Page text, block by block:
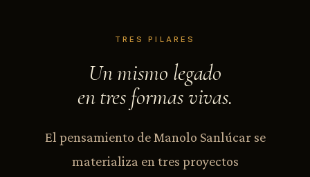
TRES PILARES
Un mismo legado
en tres formas vivas.
El pensamiento de Manolo Sanlúcar se
materializa en tres proyectos